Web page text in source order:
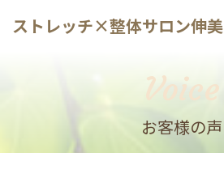
ストレッチ×整体サロン伸美
Voice
お客様の声